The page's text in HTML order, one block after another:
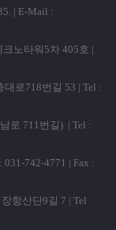
회원탈퇴시
을 재생할 수
부에 제공하지
다.
령에 정해진
| E-Mail :
노타워5차 405호 |
로718번길 53 | Tel :
로 711번길) | Tel :
742-4771 | Fax :
항산단9길 7 | Tel